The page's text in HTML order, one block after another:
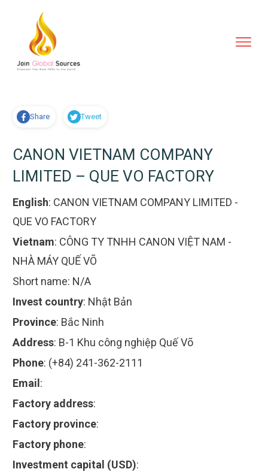
Share Tweet
CANON VIETNAM COMPANY
LIMITED – QUE VO FACTORY
English: CANON VIETNAM COMPANY LIMITED -
QUE VO FACTORY
Vietnam: CÔNG TY TNHH CANON VIỆT NAM -
NHÀ MÁY QUẾ VÕ
Short name: N/A
Invest country: Nhật Bản
Province: Bắc Ninh
Address: B-1 Khu công nghiệp Quế Võ
Phone: (+84) 241-362-2111
Email :
Factory address:
Factory province:
Factory phone:
Investment capital (USD):